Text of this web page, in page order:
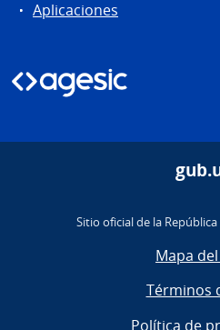
Aplicaciones
Sitio oficial de la
Mapa
Términos
Política de